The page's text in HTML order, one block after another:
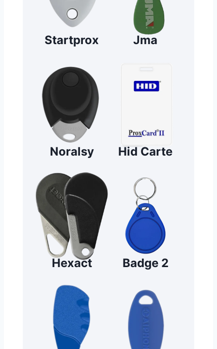
Startprox Jma
Noralsy Hid Carte
Hexact Badge 2